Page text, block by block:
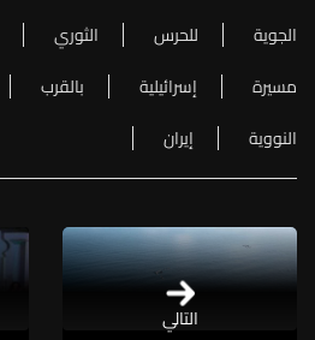
الجوية
للحرس الثوري
مسيرة
إسرائيلية بالقرب
النووية
إيران
التالي